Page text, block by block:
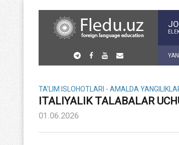
TA'LIM ISLOHOTLARI - AMALDA
ITALIYALIK TALABALAR
01.06.2026